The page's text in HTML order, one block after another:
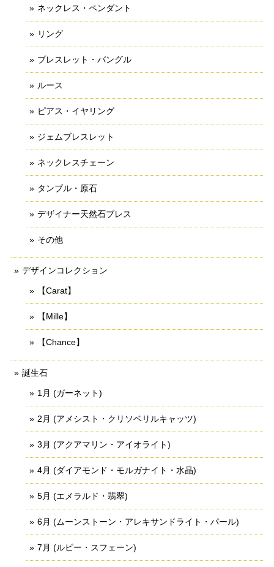
ネックレス・ペンダント
リング
ブレスレット・バングル
ルース
ピアス・イヤリング
ジェムブレスレット
ネックレスチェーン
タンブル・原石
デザイナー天然石ブレス
その他
デザインコレクション
【Carat】
【Mille】
【Chance】
誕生石
1月 (ガーネット)
2月 (アメシスト・クリソベリルキャッツ)
3月 (アクアマリン・アイオライト)
4月 (ダイアモンド・モルガナイト・水晶)
5月 (エメラルド・翡翠)
6月 (ムーンストーン・アレキサンドライト・パール)
7月 (ルビー・スフェーン)